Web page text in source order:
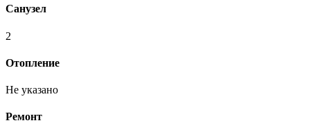
Санузел
2
Отопление
Не указано
Ремонт